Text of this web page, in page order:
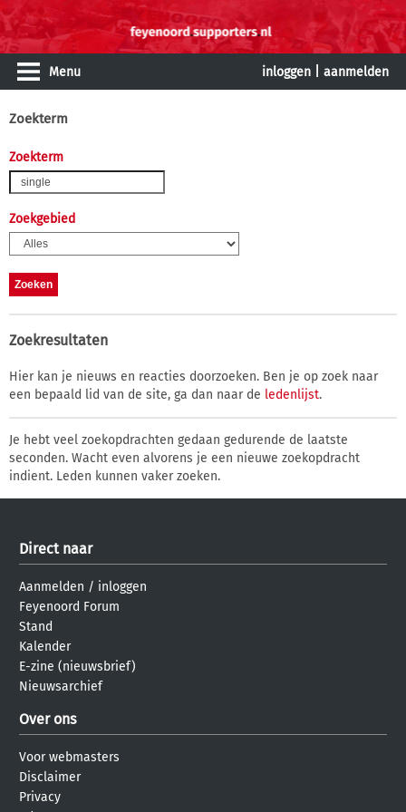
Menu inloggen aanmelden
Zoekterm
Zoekterm
Zoekgebied
Zoekresultaten
Hier kan je nieuws en reacties doorzoeken. Ben je op zoek naar
een bepaald lid van de site, ga dan naar de ledenlijst.
Je hebt veel zoekopdrachten gedaan gedurende de laatste
seconden. Wacht even alvorens je een nieuwe zoekopdracht
indient. Leden kunnen vaker zoeken.
Direct naar
Aanmelden / inloggen
Feyenoord Forum
Stand
Kalender
E-zine (nieuwsbrief)
Nieuwsarchief
Over ons
Voor webmasters
Disclaimer
Privacy